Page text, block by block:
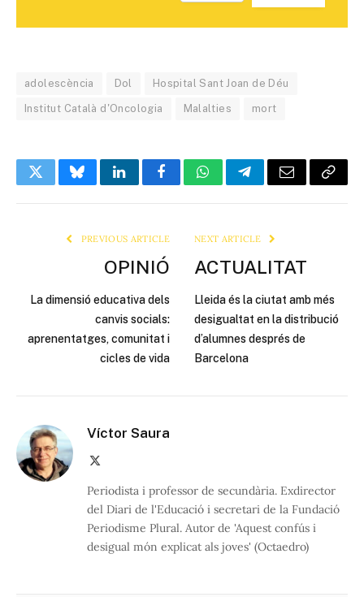
adolescència Dol Hospital Sant Joan de Déu
Institut Català d'Oncologia Malalties mort
TwitterBlueskyLinkedInFacebookWhatsAppTelegramEmail Copy
PREVIOUS ARTICLE
OPINIÓ
La dimensió educativa dels
canvis socials:
aprenentatges, comunitat i
cicles de vida
NEXT ARTICLE
ACTUALITAT
Lleida és la ciutat amb més
desigualtat en la distribució
d’alumnes després de
Barcelona
Víctor Saura
Periodista i professor de secundària. Exdirector
del Diari de l'Educació i secretari de la Fundació
Periodisme Plural. Autor de 'Aquest confús i
desigual món explicat als joves' (Octaedro)